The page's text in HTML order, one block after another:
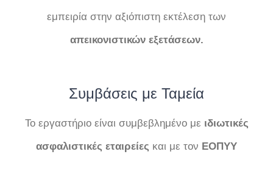
εμπειρία στην αξιόπιστη εκτέλεση των
απεικονιστικών εξετάσεων.
Συμβάσεις με Ταμεία
Το εργαστήριο είναι συμβεβλημένο με ιδιωτικές
ασφαλιστικές εταιρείες και με τον ΕΟΠΥΥ